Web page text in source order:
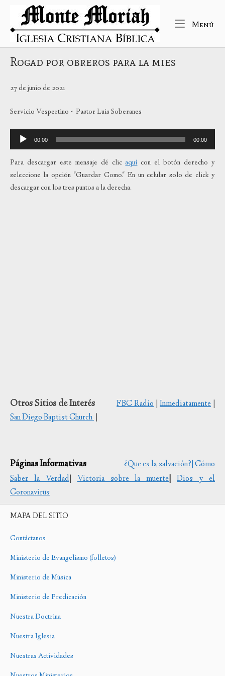
contenido
Inicio
Menú
Rogad por obreros para la mies
27 de junio de 2021
Servicio Vespertino - Pastor Luis Soberanes
Reproductor
de
audio
00:00 00:00
Para descargar este mensaje dé clicaquícon el botón derecho y
seleccione la opción "Guardar Como." En un celular solo de click y
descargar con los tres puntos a la derecha.
Otros Sitios de Interés FBC Radio|Inmediatamente
San Diego Baptist Church
Páginas Informativas ¿Que es la salvación?|Cómo
Saber la Verdad|Victoria sobre la muerte|
Dios y el
Coronavirus
MAPA DEL SITIO
Contáctanos
Ministerio de Evangelismo (folletos)
Ministerio de Música
Ministerio de Predicación
Nuestra Doctrina
Nuestra Iglesia
Nuestras Actividades